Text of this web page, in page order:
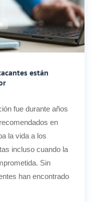
están
fue durante años
en
la vida a los
incluso cuando la
Sin
han encontrado